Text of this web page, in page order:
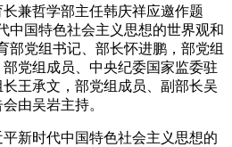
兼哲学部主任韩庆祥应邀作题
中国特色社会主义思想的世界观和
部党组书记、部长怀进鹏，部党组
党组成员、中央纪委国家监委驻
王承文，部党组成员、副部长吴
由吴岩主持。
新时代中国特色社会主义思想的